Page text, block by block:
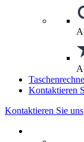
Kontaktieren
Kontaktieren Sie uns